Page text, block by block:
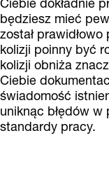
będziesz mieć
został
kolizji poinny być
kolizji obniża
Ciebie
świadomość
uniknąc błędów
standardy pracy.